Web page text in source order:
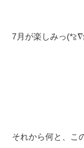
7月が楽しみっ
それから何と、こ